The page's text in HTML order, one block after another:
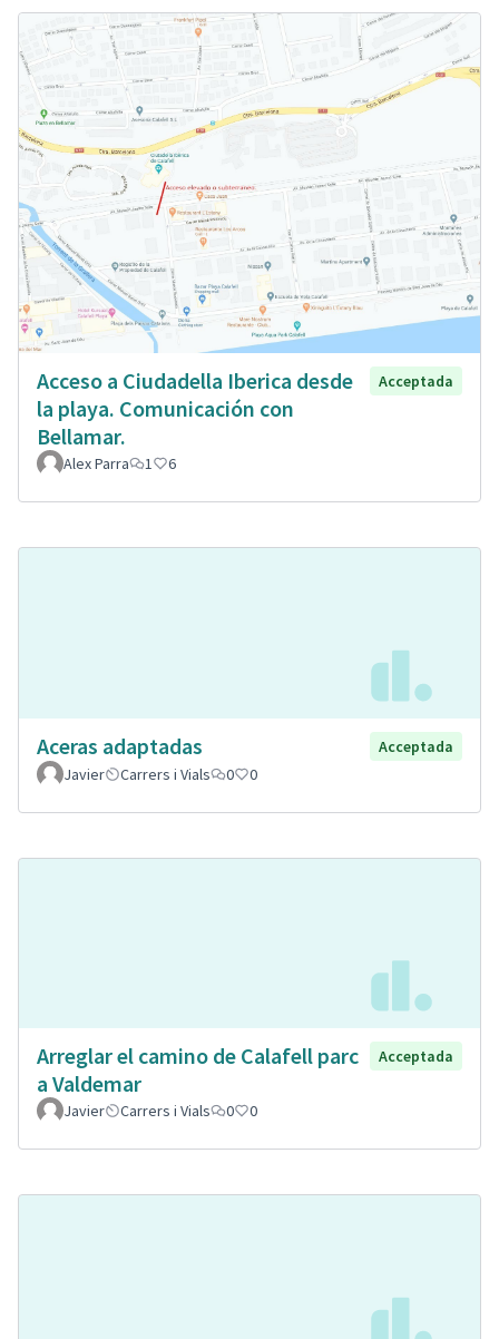
Acceso a Ciudadella Iberica desde
la playa. Comunicación con
Bellamar.
Acceptada
Alex Parra 1 6
Aceras adaptadas
Acceptada
Javier
Carrers i Vials 0 0
Arreglar el camino de Calafell parc
a Valdemar
Acceptada
Javier Carrers i Vials 0 0